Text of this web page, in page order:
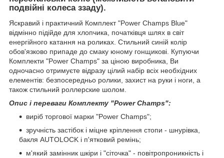
подвійні колеса ззаду).
Яскравий і практичний Комплект "Power Champs Blue"
відмінно підійде для хлопчика, початківця шлях в світ
енергійного катання на роликах. Стильний синій колір
обов'язково припаде до смаку юному гонщикові. Купуючи
Комплекти "Power Champs" за ціною виробника, Ви
одночасно отримуєте відразу цілий набір всіх необхідних
елементів: безпосередньо ролики, захист на руки і ноги, а
також стильний роллерские шолом.
Опис і переваги Комплекту "Power Champs":
виріб торгової марки "Power Champs";
зручність застібок і міцне кріплення стопи - шнурівка,
бакля AUTОLOCK і п'ятковий ремінь;
м'який замінник шкіри і "сіточка" - повітропроникність і